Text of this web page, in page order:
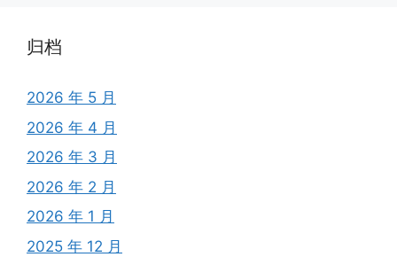
归档
2026 年 5 月
2026 年 4 月
2026 年 3 月
2026 年 2 月
2026 年 1 月
2025 年 12 月